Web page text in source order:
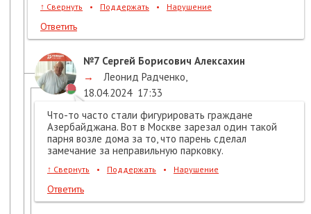
↑ Свернуть • Поддержать • Нарушение
Ответить
№7 Сергей Борисович Алексахин
→
Леонид Радченко,
18.04.2024 17:33
Что-то часто стали фигурировать граждане
Азербайджана. Вот в Москве зарезал один такой
парня возле дома за то, что парень сделал
замечание за неправильную парковку.
↑ Свернуть • Поддержать • Нарушение
Ответить